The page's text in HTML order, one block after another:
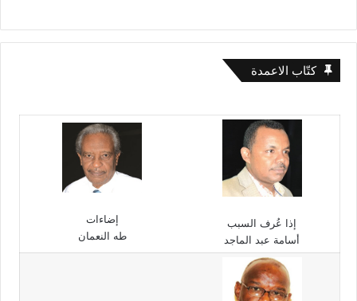
كتّاب الاعمدة
إذا عُرف السبب
أسامة عبد الماجد
إضاءات
طه النعمان